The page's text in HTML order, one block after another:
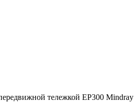
тележкой EP300 Mindray